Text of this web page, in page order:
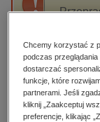
darmowe
edukacja
hobby,
High-contrast mode
Polecane
Chcemy korzystać z
podczas przeglądania
dostarczać
funkcje, które
partnerami. Jeśli
kliknij „Zaakceptuj
preferencje, klikając